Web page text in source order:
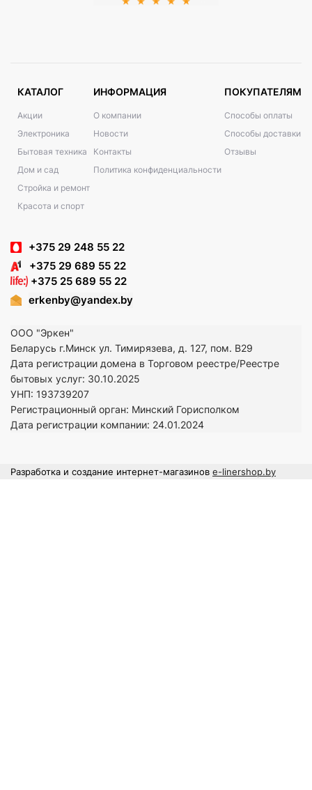
КАТАЛОГ
Акции
Электроника
Бытовая техника
Дом и сад
Стройка и ремонт
Красота и спорт
ИНФОРМАЦИЯ
О компании
Новости
Контакты
Политика конфиденциальности
ПОКУПАТЕЛЯМ
Способы оплаты
Способы доставки
Отзывы
+375 29 248 55 22
+375 29 689 55 22
+375 25 689 55 22
erkenby@yandex.by
ООО "Эркен"
Беларусь г.Минск ул. Тимирязева, д. 127, пом. В29
Дата регистрации домена в Торговом реестре/Реестре
бытовых услуг: 30.10.2025
УНП: 193739207
Регистрационный орган: Минский Горисполком
Дата регистрации компании: 24.01.2024
Разработка и создание интернет-магазинов e-linershop.by